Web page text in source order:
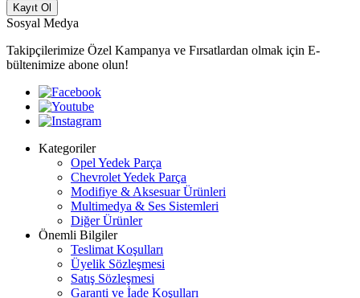
Kayıt Ol
Sosyal Medya
Takipçilerimize Özel Kampanya ve Fırsatlardan olmak için E-
bültenimize abone olun!
Kategoriler
Opel Yedek Parça
Chevrolet Yedek Parça
Modifiye & Aksesuar Ürünleri
Multimedya & Ses Sistemleri
Diğer Ürünler
Önemli Bilgiler
Teslimat Koşulları
Üyelik Sözleşmesi
Satış Sözleşmesi
Garanti ve İade Koşulları